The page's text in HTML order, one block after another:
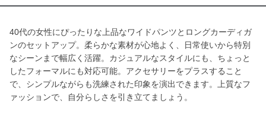
40代の女性にぴったりな上品なワイドパンツとロングカーディガ
ンのセットアップ。柔らかな素材が心地よく、日常使いから特別
なシーンまで幅広く活躍。カジュアルなスタイルにも、ちょっと
したフォーマルにも対応可能。アクセサリーをプラスすること
で、シンプルながらも洗練された印象を演出できます。上質なフ
ァッションで、自分らしさを引き立てましょう。